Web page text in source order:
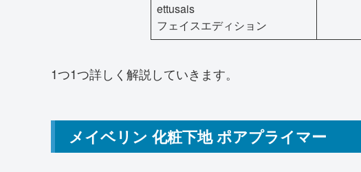
ettusais
フェイスエディション
1つ1つ詳しく解説していきます。
メイベリン 化粧下地 ポアプライマー